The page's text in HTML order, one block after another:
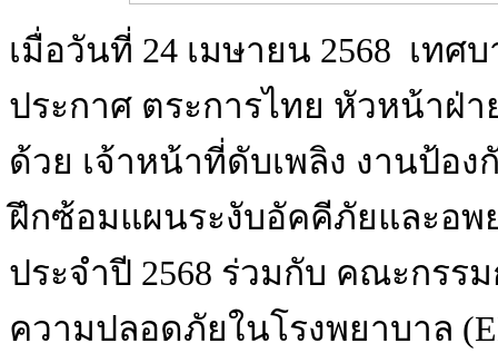
เมื่อวันที่ 24 เมษายน 2568 เทศ
ประกาศ ตระการไทย หัวหน้าฝ่
ด้วย เจ้าหน้าที่ดับเพลิง งานป้อ
ฝึกซ้อมแผนระงับอัคคีภัยและอพ
ประจำปี 2568 ร่วมกับ คณะกร
ความปลอดภัยในโรงพยาบาล